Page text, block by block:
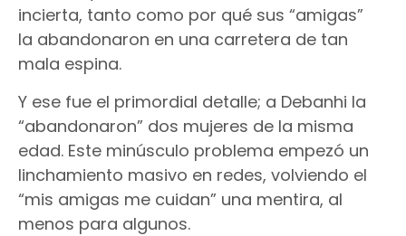
incierta, tanto como por qué sus “amigas”
la abandonaron en una carretera de tan
mala espina.
Y ese fue el primordial detalle; a Debanhi la
“abandonaron” dos mujeres de la misma
edad. Este minúsculo problema empezó un
linchamiento masivo en redes, volviendo el
“mis amigas me cuidan” una mentira, al
menos para algunos.